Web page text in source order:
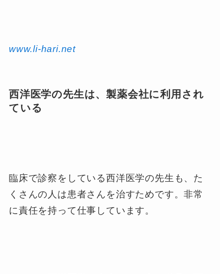
www.li-hari.net
西洋医学の先生は、製薬会社に利用され
ている
臨床で診察をしている西洋医学の先生も、た
くさんの人は患者さんを治すためです。非常
に責任を持って仕事しています。